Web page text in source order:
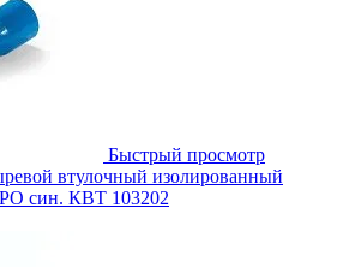
Быстрый просмотр
втулочный изолированный
син. КВТ 103202